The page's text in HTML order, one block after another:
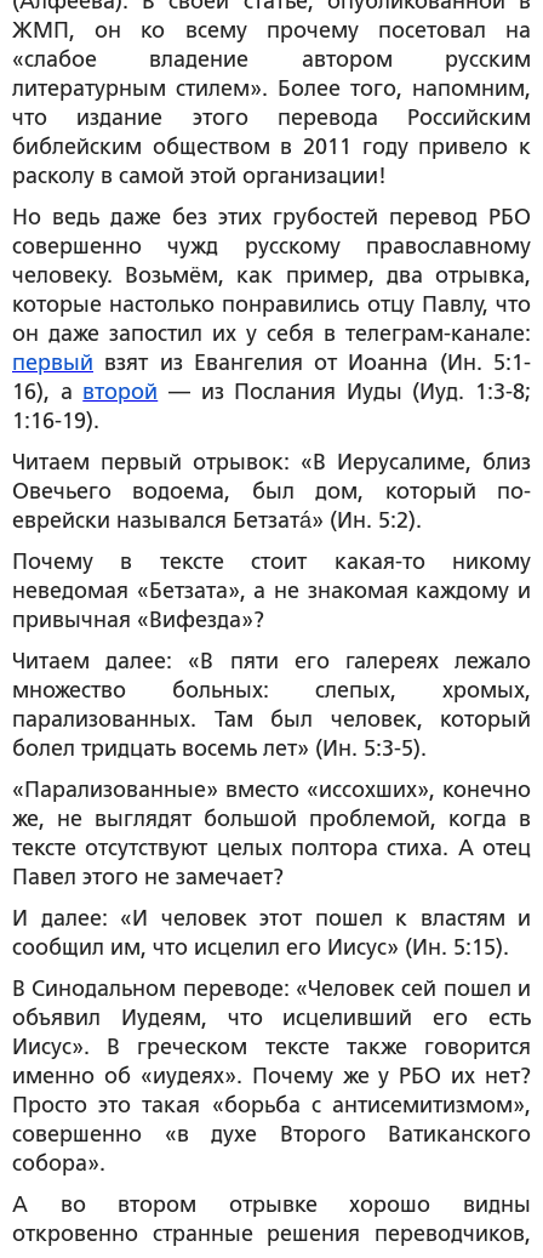
ЖМП, он ко всему прочему посетовал на
«слабое владение автором русским
литературным стилем». Более того, напомним,
что издание этого перевода Российским
библейским обществом в 2011 году привело к
расколу в самой этой организации!
Но ведь даже без этих грубостей перевод РБО
совершенно чужд русскому православному
человеку. Возьмём, как пример, два отрывка,
которые настолько понравились отцу Павлу, что
он даже запостил их у себя в телеграм-канале:
первый взят из Евангелия от Иоанна (Ин. 5:1-
16), а второй — из Послания Иуды (Иуд. 1:3-8;
1:16-19).
Читаем первый отрывок: «В Иерусалиме, близ
Овечьего водоема, был дом, который по-
еврейски назывался Бетзатá» (Ин. 5:2).
Почему в тексте стоит какая-то никому
неведомая «Бетзата», а не знакомая каждому и
привычная «Вифезда»?
Читаем далее: «В пяти его галереях лежало
множество больных: слепых, хромых,
парализованных. Там был человек, который
болел тридцать восемь лет» (Ин. 5:3-5).
«Парализованные» вместо «иссохших», конечно
же, не выглядят большой проблемой, когда в
тексте отсутствуют целых полтора стиха. А отец
Павел этого не замечает?
И далее: «И человек этот пошел к властям и
сообщил им, что исцелил его Иисус» (Ин. 5:15).
В Синодальном переводе: «Человек сей пошел и
объявил Иудеям, что исцеливший его есть
Иисус». В греческом тексте также говорится
именно об «иудеях». Почему же у РБО их нет?
Просто это такая «борьба с антисемитизмом»,
совершенно «в духе Второго Ватиканского
собора».
А во втором отрывке хорошо видны
откровенно странные решения переводчиков,